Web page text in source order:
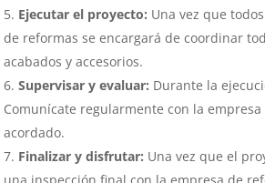
Ejecutar el proyecto: Una vez que
de reformas se encargará de coordinar
acabados y accesorios.
Supervisar y evaluar: Durante la
Comunícate regularmente con la
acordado.
Finalizar y disfrutar: Una vez que el